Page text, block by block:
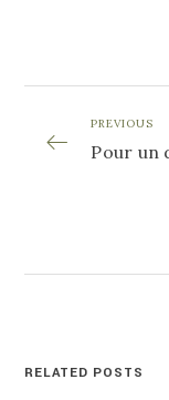
PREVIOUS
Pour un
RELATED POSTS